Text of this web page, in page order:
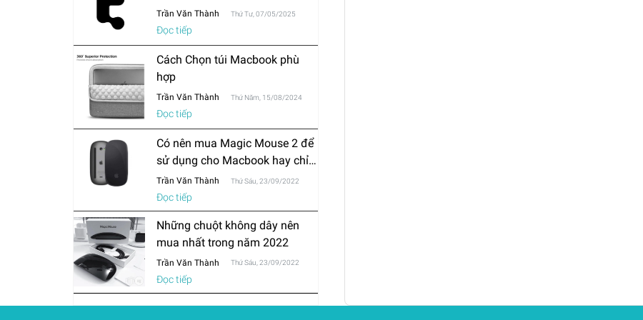
Trần Văn Thành Thứ Tư, 07/05/2025
Đọc tiếp
Cách Chọn túi Macbook phù
hợp
Trần Văn Thành Thứ Năm, 15/08/2024
Đọc tiếp
Có nên mua Magic Mouse 2 để
sử dụng cho Macbook hay chỉ
mua chuột thông thường?
Trần Văn Thành Thứ Sáu, 23/09/2022
Đọc tiếp
Những chuột không dây nên
mua nhất trong năm 2022
Trần Văn Thành Thứ Sáu, 23/09/2022
Đọc tiếp